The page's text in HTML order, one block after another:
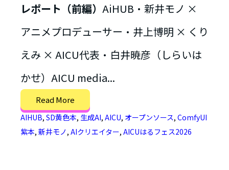
レポート（前編） AiHUB・新井モノ ×
アニメプロデューサー・井上博明 × くり
えみ × AICU代表・白井暁彦（しらいは
かせ）AICU media...
Read More
AIHUB, SD黄色本, 生成AI, AICU, オープンソース, ComfyUI
紫本, 新井モノ , AIクリエイター, AICUはるフェス2026